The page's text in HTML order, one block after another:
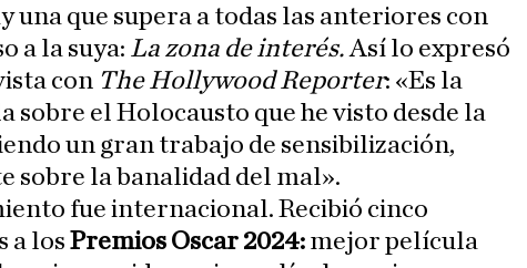
una que supera a todas las anteriores con
a la suya: La zona de interés.Así lo expresó
con The Hollywood Reporter: «Es la
sobre el Holocausto que he visto desde la
un gran trabajo de sensibilización,
sobre la banalidad del mal».
fue internacional. Recibió cinco
a los Premios Oscar 2024: mejor película